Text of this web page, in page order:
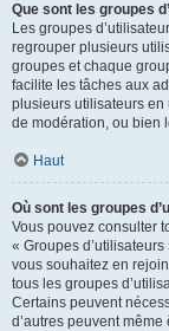
Que sont les groupes
Les groupes
regrouper plusieurs
groupes et chaque
facilite les tâches aux
plusieurs utilisateurs
de modération, ou bien
Haut
Où sont les groupes
Vous pouvez consulter
« Groupes
vous souhaitez en
tous les groupes
Certains peuvent
d’autres peuvent